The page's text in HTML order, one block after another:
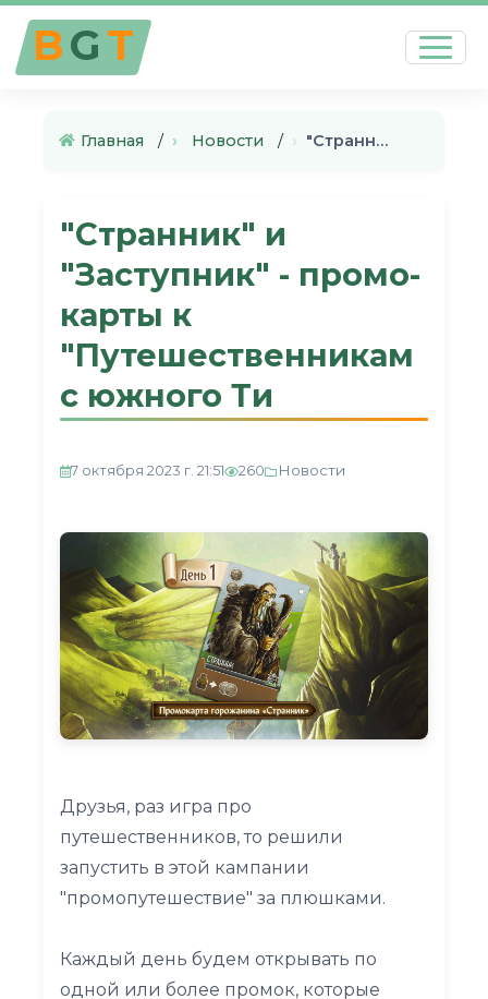
BGT
Главная › Новости › "Странник" и "Заступник" - пр…
"Странник" и
"Заступник" - промо-
карты к
"Путешественникам
с южного Ти
7 октября 2023 г. 21:51 260 Новости
Друзья, раз игра про
путешественников, то решили
запустить в этой кампании
"промопутешествие" за плюшками.
Каждый день будем открывать по
одной или более промок, которые